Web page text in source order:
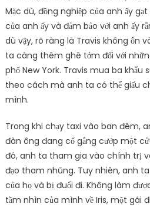
Mặc dù, đồng nghiệp của anh ấy
của anh ấy và đảm bảo với anh ấy
dù vậy, rõ ràng là Travis không ổn
ta càng thêm ghê tởm đối với
phố New York. Travis mua ba khẩu
theo cách mà anh ta có thể giấu
mình.
Trong khi chạy taxi vào ban đêm,
đàn ông đang cố gắng cướp một
đó, anh ta tham gia vào chính trị
đạo tham nhũng. Tuy nhiên, anh
của họ và bị đuổi đi. Không làm
tầm nhìn của mình về Iris, một gái